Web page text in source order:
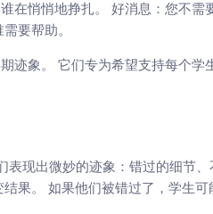
在悄悄地挣扎。 好消息：您不需
要帮助。
迹象。 它们专为希望支持每个学
表现出微妙的迹象：错过的细节
果。 如果他们被错过了，学生